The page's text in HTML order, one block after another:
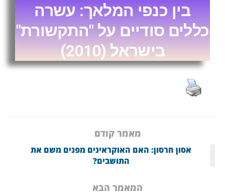
בין כנפי המלאך: עשרה
כללים סודיים על "התקשורת"
בישראל (2010)
מאמר קודם
אסון חרסון: האם האוקראינים מפנים משם את
התושבים?
המאמר הבא